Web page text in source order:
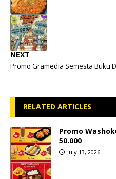
NEXT
Promo Gramedia Semesta Buku
RELATED ARTICLES
Promo
50.000
July 13, 2026